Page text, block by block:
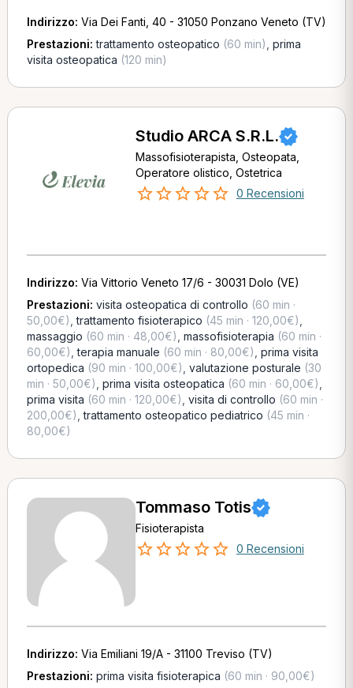
Indirizzo: Via Dei Fanti, 40 - 31050 Ponzano Veneto (TV)
Prestazioni:trattamento osteopatico (60 min) prima
visita osteopatica (120 min)
Studio ARCA S.R.L.
Massofisioterapista, Osteopata,
Operatore olistico, Ostetrica
0 Recensioni
Indirizzo: Via Vittorio Veneto 17/6 - 30031 Dolo (VE)
Prestazioni: visita osteopatica di controllo (60 min ·
50,00€) ,trattamento fisioterapico (45 min · 120,00€)
massaggio (60 min · 48,00€) massofisioterapia (60 min ·
60,00€) ,terapia manuale (60 min · 80,00€) prima visita
ortopedica (90 min · 100,00€) valutazione posturale (30
min · 50,00€) prima visita osteopatica (60 min · 60,00€)
prima visita (60 min · 120,00€) visita di controllo (60 min ·
200,00€) ,trattamento osteopatico pediatrico (45 min ·
80,00€)
Tommaso Totis
Fisioterapista
0 Recensioni
Indirizzo: Via Emiliani 19/A - 31100 Treviso (TV)
Prestazioni: prima visita fisioterapica (60 min · 90,00€)